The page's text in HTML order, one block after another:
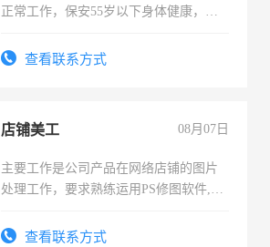
正常工作，保安55岁以下身体健康，有
录，客服要求45岁以下高中以上文化，
查看联系方式
店铺美工 08月07日
主要工作是公司产品在网络店铺的图片
处理工作，要求熟练运用PS修图软件,工
查看联系方式